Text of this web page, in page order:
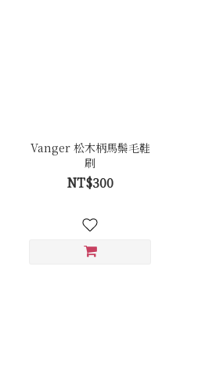
Vanger 松木柄馬鬃毛鞋
刷
NT$300